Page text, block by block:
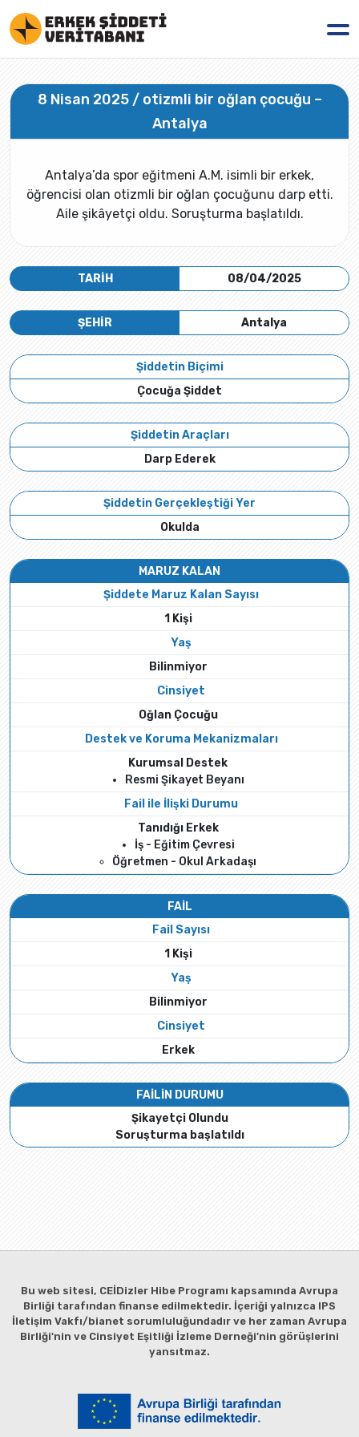
8 Nisan 2025 / otizmli bir oğlan çocuğu –
Antalya
Antalya’da spor eğitmeni A.M. isimli bir erkek,
öğrencisi olan otizmli bir oğlan çocuğunu darp etti.
Aile şikâyetçi oldu. Soruşturma başlatıldı.
TARİH 08/04/2025
Antalya
ŞEHİR
Şiddetin Biçimi
Çocuğa Şiddet
Şiddetin Araçları
Darp Ederek
Şiddetin Gerçekleştiği Yer
Okulda
MARUZ KALAN
Şiddete Maruz Kalan Sayısı
1 Kişi
Yaş
Bilinmiyor
Cinsiyet
Oğlan Çocuğu
Destek ve Koruma Mekanizmaları
Kurumsal Destek
Resmi Şikayet Beyanı
Fail ile İlişki Durumu
Tanıdığı Erkek
İş - Eğitim Çevresi
Öğretmen - Okul Arkadaşı
FAİL
Fail Sayısı
1 Kişi
Yaş
Bilinmiyor
Cinsiyet
Erkek
FAİLİN DURUMU
Şikayetçi Olundu
Soruşturma başlatıldı
Bu web sitesi, CEİDizler Hibe Programı kapsamında Avrupa
Birliği tarafından finanse edilmektedir. İçeriği yalnızca IPS
İletişim Vakfı/bianet sorumluluğundadır ve her zaman Avrupa
Birliği'nin ve Cinsiyet Eşitliği İzleme Derneği'nin görüşlerini
yansıtmaz.